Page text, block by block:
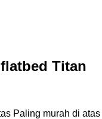
Titan
Paling murah di atas